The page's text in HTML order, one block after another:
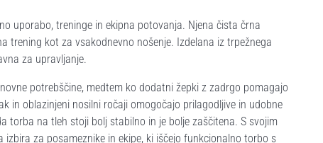
uporabo, treninge in ekipna potovanja. Njena čista črna
trening kot za vsakodnevno nošenje. Izdelana iz trpežnega
za upravljanje.
potrebščine, medtem ko dodatni žepki z zadrgo pomagajo
in oblazinjeni nosilni ročaji omogočajo prilagodljive in udobne
torba na tleh stoji bolj stabilno in je bolje zaščitena. S svojim
za posameznike in ekipe, ki iščejo funkcionalno torbo s